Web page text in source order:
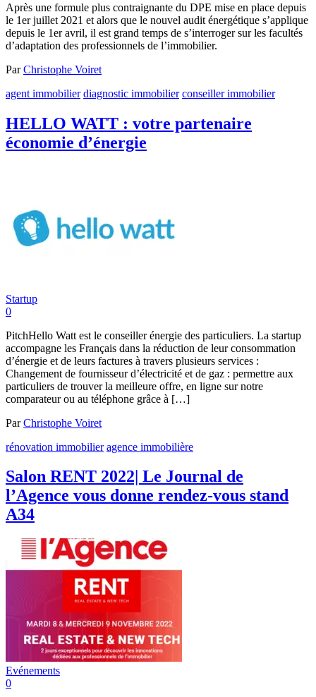
Après une formule plus contraignante du DPE mise en place depuis
le 1er juillet 2021 et alors que le nouvel audit énergétique s’applique
depuis le 1er avril, il est grand temps de s’interroger sur les facultés
d’adaptation des professionnels de l’immobilier.
ParChristophe Voiret
agent immobilier diagnostic immobilier conseiller immobilier
HELLO WATT : votre partenaire
économie d’énergie
Startup
0
PitchHello Watt est le conseiller énergie des particuliers. La startup
accompagne les Français dans la réduction de leur consommation
d’énergie et de leurs factures à travers plusieurs services :
Changement de fournisseur d’électricité et de gaz : permettre aux
particuliers de trouver la meilleure offre, en ligne sur notre
comparateur ou au téléphone grâce à […]
ParChristophe Voiret
rénovation immobilier agence immobilière
Salon RENT 2022| Le Journal de
l’Agence vous donne rendez-vous stand
A34
Evénements
0